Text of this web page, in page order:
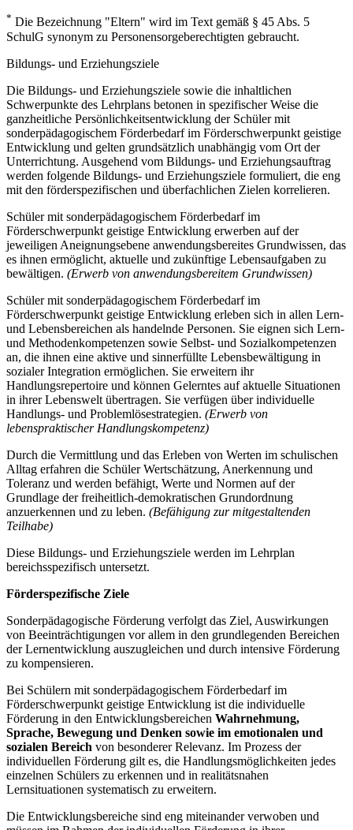
* Die Bezeichnung "Eltern" wird im Text gemäß § 45 Abs. 5
SchulG synonym zu Personensorgeberechtigten gebraucht.
Bildungs- und Erziehungsziele
Die Bildungs- und Erziehungsziele sowie die inhaltlichen
Schwerpunkte des Lehrplans betonen in spezifischer Weise die
ganzheitliche Persönlichkeitsentwicklung der Schüler mit
sonderpädagogischem Förderbedarf im Förderschwerpunkt geistige
Entwicklung und gelten grundsätzlich unabhängig vom Ort der
Unterrichtung. Ausgehend vom Bildungs- und Erziehungsauftrag
werden folgende Bildungs- und Erziehungsziele formuliert, die eng
mit den förderspezifischen und überfachlichen Zielen korrelieren.
Schüler mit sonderpädagogischem Förderbedarf im
Förderschwerpunkt geistige Entwicklung erwerben auf der
jeweiligen Aneignungsebene anwendungsbereites Grundwissen, das
es ihnen ermöglicht, aktuelle und zukünftige Lebensaufgaben zu
bewältigen. (Erwerb von anwendungsbereitem Grundwissen)
Schüler mit sonderpädagogischem Förderbedarf im
Förderschwerpunkt geistige Entwicklung erleben sich in allen Lern-
und Lebensbereichen als handelnde Personen. Sie eignen sich Lern-
und Methodenkompetenzen sowie Selbst- und Sozialkompetenzen
an, die ihnen eine aktive und sinnerfüllte Lebensbewältigung in
sozialer Integration ermöglichen. Sie erweitern ihr
Handlungsrepertoire und können Gelerntes auf aktuelle Situationen
in ihrer Lebenswelt übertragen. Sie verfügen über individuelle
Handlungs- und Problemlösestrategien. (Erwerb von
lebenspraktischer Handlungskompetenz)
Durch die Vermittlung und das Erleben von Werten im schulischen
Alltag erfahren die Schüler Wertschätzung, Anerkennung und
Toleranz und werden befähigt, Werte und Normen auf der
Grundlage der freiheitlich-demokratischen Grundordnung
anzuerkennen und zu leben. (Befähigung zur mitgestaltenden
Teilhabe)
Diese Bildungs- und Erziehungsziele werden im Lehrplan
bereichsspezifisch untersetzt.
Förderspezifische Ziele
Sonderpädagogische Förderung verfolgt das Ziel, Auswirkungen
von Beeinträchtigungen vor allem in den grundlegenden Bereichen
der Lernentwicklung auszugleichen und durch intensive Förderung
zu kompensieren.
Bei Schülern mit sonderpädagogischem Förderbedarf im
Förderschwerpunkt geistige Entwicklung ist die individuelle
Förderung in den Entwicklungsbereichen Wahrnehmung,
Sprache, Bewegung und Denken sowie im emotionalen und
sozialen Bereich von besonderer Relevanz. Im Prozess der
individuellen Förderung gilt es, die Handlungsmöglichkeiten jedes
einzelnen Schülers zu erkennen und in realitätsnahen
Lernsituationen systematisch zu erweitern.
Die Entwicklungsbereiche sind eng miteinander verwoben und